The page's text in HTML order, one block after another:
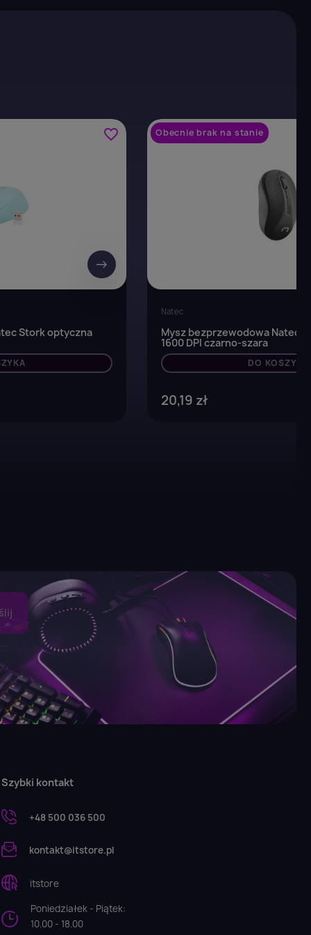
favorite_border
Stork optyczna
Obecnie brak na stanie
Natec
Mysz bezprzewodowa Natec
1600 DPI czarno-szara
DO KOSZYKA
20,19 zł
→
Szybki kontakt
+48 500 036 500
kontakt@itstore.pl
itstore
Poniedziałek - Piątek:
10.00 - 18.00